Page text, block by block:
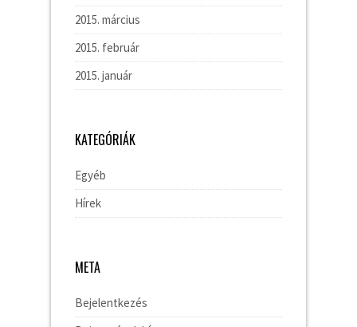
2015. március
2015. február
2015. január
KATEGÓRIÁK
Egyéb
Hírek
META
Bejelentkezés